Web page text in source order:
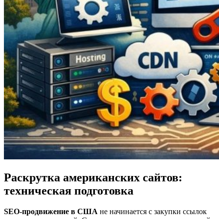
Раскрутка американских сайтов:
техническая подготовка
SEO-продвижение в США не начинается с закупки ссылок